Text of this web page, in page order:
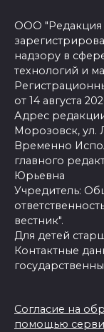
ООО "Редакция
надзору в
технологий и
от 14 августа
Адрес
Морозовск, ул.
Временно
главного
Юрьевна
Учредитель:
вестник".
Для детей
Контактные
Согласие на
помощью